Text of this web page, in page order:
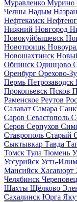
Муравленко Мурино
Челны Надым
Нефтекамск
Нижний Новгород
Новокуйбышевск
Новотроицк
Новошахтинск
Обнинск Одинцово
Оренбург Орехово-
Пермь Петрозаводск
Прокопьевск Псков
Раменское Реутов
Салават Самара
Саров Севастополь
Серов Серпухов
Ставрополь Старый
Сыктывкар Тавда
Томск Тула Тюмень
Уссурийск Усть-
Мансийск Хасавюрт
Челябинск Череповец
Шахты Щёлково
Сахалинск Юрга